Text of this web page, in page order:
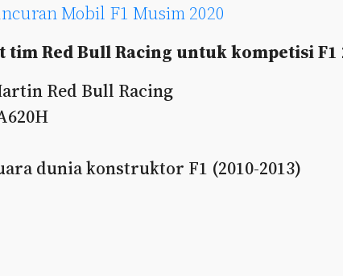
Mobil F1 Musim 2020
Red Bull Racing untuk kompetisi F1
Red Bull Racing
dunia konstruktor F1 (2010-2013)